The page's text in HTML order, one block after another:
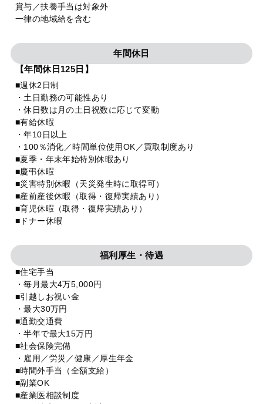
賞与／扶養手当は対象外
一律の地域給を含む
年間休日
【年間休日125日】
■週休2日制
・土日勤務の可能性あり
・休日数は月の土日祝数に応じて変動
■有給休暇
・年10日以上
・100％消化／時間単位使用OK／買取制度あり
■夏季・年末年始特別休暇あり
■慶弔休暇
■災害特別休暇（天災発生時に取得可）
■産前産後休暇（取得・復帰実績あり）
■育児休暇（取得・復帰実績あり）
■ドナー休暇
福利厚生・待遇
■住宅手当
・毎月最大4万5,000円
■引越しお祝い金
・最大30万円
■通勤交通費
・半年で最大15万円
■社会保険完備
・雇用／労災／健康／厚生年金
■時間外手当（全額支給）
■副業OK
■産業医相談制度